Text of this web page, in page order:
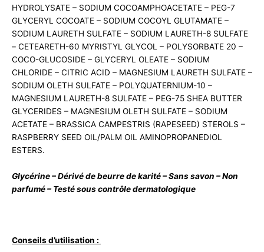
HYDROLYSATE – SODIUM COCOAMPHOACETATE – PEG-7
GLYCERYL COCOATE – SODIUM COCOYL GLUTAMATE –
SODIUM LAURETH SULFATE – SODIUM LAURETH-8 SULFATE
– CETEARETH-60 MYRISTYL GLYCOL – POLYSORBATE 20 –
COCO-GLUCOSIDE – GLYCERYL OLEATE – SODIUM
CHLORIDE – CITRIC ACID – MAGNESIUM LAURETH SULFATE –
SODIUM OLETH SULFATE – POLYQUATERNIUM-10 –
MAGNESIUM LAURETH-8 SULFATE – PEG-75 SHEA BUTTER
GLYCERIDES – MAGNESIUM OLETH SULFATE – SODIUM
ACETATE – BRASSICA CAMPESTRIS (RAPESEED) STEROLS –
RASPBERRY SEED OIL/PALM OIL AMINOPROPANEDIOL
ESTERS.
Glycérine – Dérivé de beurre de karité – Sans savon – Non
parfumé – Testé sous contrôle dermatologique
Conseils d’utilisation :